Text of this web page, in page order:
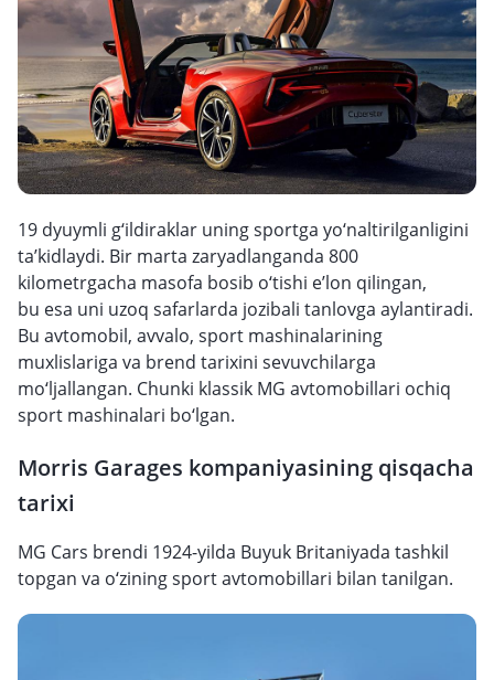
19 dyuymli g‘ildiraklar uning sportga yo‘naltirilganligini
ta’kidlaydi. Bir marta zaryadlanganda 800
kilometrgacha masofa bosib o‘tishi e’lon qilingan,
bu esa uni uzoq safarlarda jozibali tanlovga aylantiradi.
Bu avtomobil, avvalo, sport mashinalarining
muxlislariga va brend tarixini sevuvchilarga
mo‘ljallangan. Chunki klassik MG avtomobillari ochiq
sport mashinalari bo‘lgan.
Morris Garages kompaniyasining qisqacha
tarixi
MG Cars brendi 1924-yilda Buyuk Britaniyada tashkil
topgan va o‘zining sport avtomobillari bilan tanilgan.